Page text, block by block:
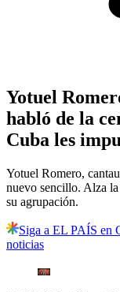
Yotuel
habló de la
Cuba les
Yotuel Romero,
nuevo sencillo. Alza
su agrupación.
Siga a EL PAÍS en
noticias